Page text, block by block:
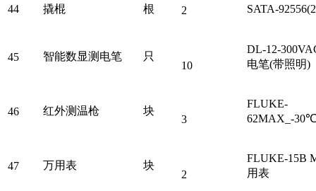
44 撬棍 根 2 SATA-
45 智能数显测电笔 只
10
DL-12-
电笔(带照明)
46 红外测温枪 块
3
FLUKE-
62MAX_-
47 万用表 块
2
FLUKE-15B
用表